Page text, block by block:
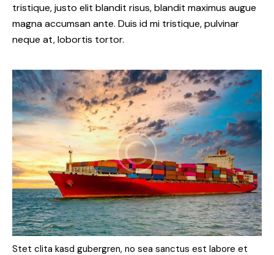
tristique, justo elit blandit risus, blandit maximus augue
magna accumsan ante. Duis id mi tristique, pulvinar
neque at, lobortis tortor.
Stet clita kasd gubergren, no sea sanctus est labore et